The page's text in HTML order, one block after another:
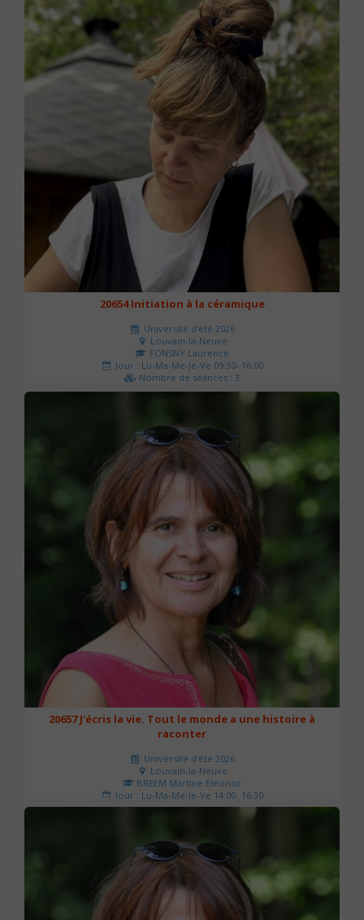
20654 Initiation à la céramique
Université d'été 2026
Louvain-la-Neuve
FONSNY Laurence
Jour : Lu-Ma-Me-Je-Ve 09:30- 16:00
Nombre de séances : 3
190 €
20657 J'écris la vie. Tout le monde a une histoire à
raconter
Université d'été 2026
Louvain-la-Neuve
BREEM Martine Eleonor
Jour : Lu-Ma-Me-Je-Ve 14:00- 16:30
Nombre de séances : 3